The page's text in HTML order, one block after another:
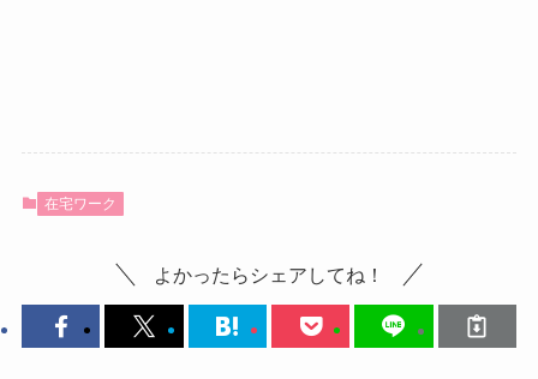
在宅ワーク
よかったらシェアしてね！